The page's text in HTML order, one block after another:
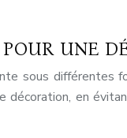
POUR UNE
sous
en